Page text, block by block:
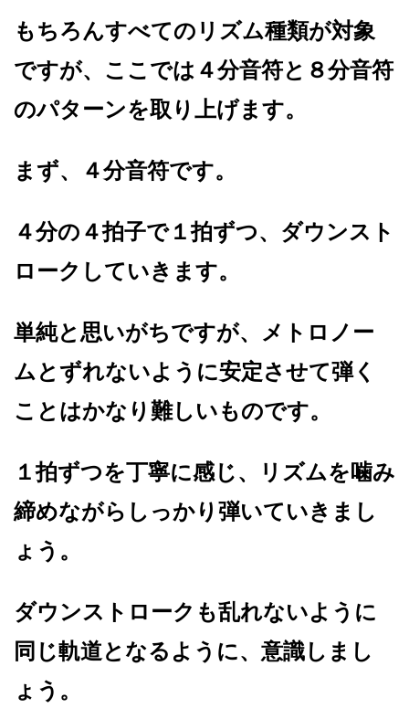
もちろんすべてのリズム種類が対象
ですが、ここでは４分音符と８分音符
のパターンを取り上げます。
まず、４分音符です。
４分の４拍子で１拍ずつ、ダウンスト
ロークしていきます。
単純と思いがちですが、メトロノー
ムとずれないように安定させて弾く
ことはかなり難しいものです。
１拍ずつを丁寧に感じ、リズムを噛み
締めながらしっかり弾いていきまし
ょう。
ダウンストロークも乱れないように
同じ軌道となるように、意識しまし
ょう。